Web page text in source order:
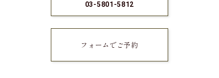
03-5801-5812
フォームでご予約